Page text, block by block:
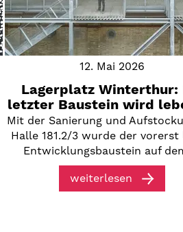
12. Mai 2026
Lagerplatz Winterthur:
letzter Baustein wird
Mit der Sanierung und
Halle 181.2/3 wurde der
Entwicklungsbaustein auf
weiterlesen